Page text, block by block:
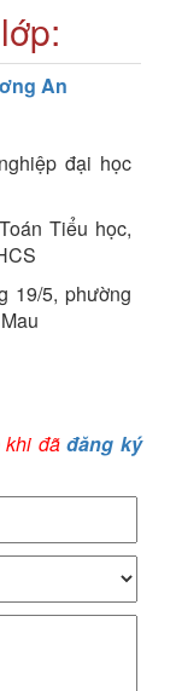
An
đại học
Tiểu học,
19/5, phường
khi đãđăng ký